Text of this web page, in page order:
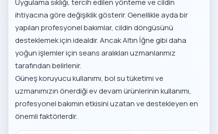
Uygulama sıklığı, tercih edilen yönteme ve cildin
ihtiyacına göre değişiklik gösterir. Genellikle ayda bir
yapılan profesyonel bakımlar, cildin döngüsünü
desteklemek için idealdir. Ancak Altın İğne gibi daha
yoğun işlemler için seans aralıkları uzmanlarımız
tarafından belirlenir.
Güneş koruyucu kullanımı, bol su tüketimi ve
uzmanımızın önerdiği ev devam ürünlerinin kullanımı,
profesyonel bakımın etkisini uzatan ve destekleyen en
önemli faktörlerdir.